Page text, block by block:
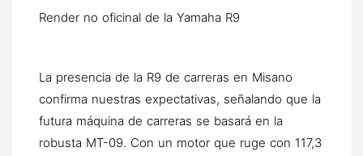
Render no oficinal de la Yamaha R9
La presencia de la R9 de carreras en Misano
confirma nuestras expectativas, señalando que la
futura máquina de carreras se basará en la
robusta MT-09. Con un motor que ruge con 117,3